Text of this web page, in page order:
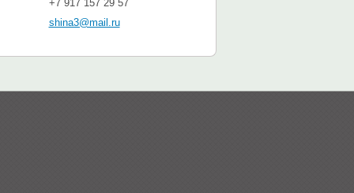
+7 917 157 29 57
shina3@mail.ru